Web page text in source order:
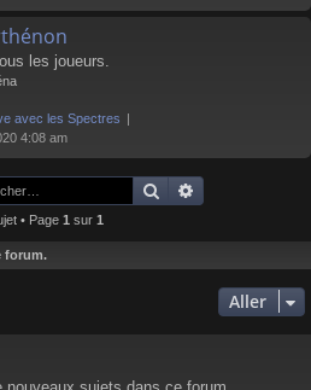
les joueurs.
avec les Spectres
4:08 am
Rechercher
• Page 1 sur 1
forum.
Aller